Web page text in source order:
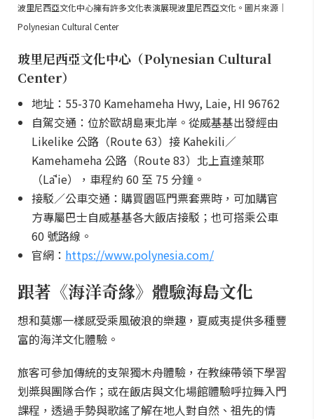
波里尼西亞文化中心擁有許多文化表演展現波里尼西亞文化。圖片來源｜
Polynesian Cultural Center
玻里尼西亞文化中心（Polynesian Cultural
Center）
地址：55-370 Kamehameha Hwy, Laie, HI 96762
自駕交通：位於歐胡島東北岸。從威基基出發經由
Likelike 公路（Route 63）接 Kahekili／
Kamehameha 公路（Route 83）北上直達萊耶
（Lāʻie），車程約 60 至 75 分鐘。
接駁／公車交通：購買園區門票套票時，可加購官
方專屬巴士自威基基各大飯店接駁；也可搭乘公車
60 號路線。
官網： https://www.polynesia.com/
跟著《海洋奇緣》體驗海島文化
想和莫娜一樣感受乘風破浪的樂趣，夏威夷提供多種豐
富的海洋文化體驗。
旅客可參加傳統的支架獨木舟體驗，在教練帶領下學習
划槳與團隊合作；或在飯店與文化場館體驗呼拉舞入門
課程，透過手勢與歌謠了解在地人對自然、祖先的情